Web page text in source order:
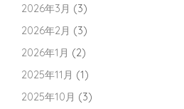
2026年3月 (3)
2026年2月 (3)
2026年1月 (2)
2025年11月 (1)
2025年10月 (3)